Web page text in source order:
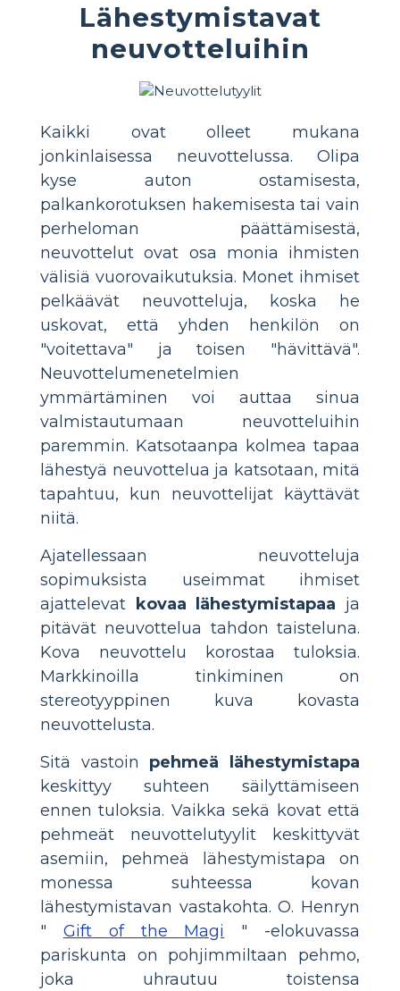
Lähestymistavat
neuvotteluihin
Kaikki ovat olleet mukana
jonkinlaisessa neuvottelussa. Olipa
kyse auton ostamisesta,
palkankorotuksen hakemisesta tai vain
perheloman päättämisestä,
neuvottelut ovat osa monia ihmisten
välisiä vuorovaikutuksia. Monet ihmiset
pelkäävät neuvotteluja, koska he
uskovat, että yhden henkilön on
"voitettava" ja toisen "hävittävä".
Neuvottelumenetelmien
ymmärtäminen voi auttaa sinua
valmistautumaan neuvotteluihin
paremmin. Katsotaanpa kolmea tapaa
lähestyä neuvottelua ja katsotaan, mitä
tapahtuu, kun neuvottelijat käyttävät
niitä.
Ajatellessaan neuvotteluja
sopimuksista useimmat ihmiset
ajattelevat
kovaa lähestymistapaa ja
pitävät neuvottelua tahdon taisteluna.
Kova neuvottelu korostaa tuloksia.
Markkinoilla tinkiminen on
stereotyyppinen kuva kovasta
neuvottelusta.
Sitä vastoin pehmeä lähestymistapa
keskittyy suhteen säilyttämiseen
ennen tuloksia. Vaikka sekä kovat että
pehmeät neuvottelutyylit keskittyvät
asemiin, pehmeä lähestymistapa on
monessa suhteessa kovan
lähestymistavan vastakohta. O. Henryn
" Gift of the Magi
" -elokuvassa
pariskunta on pohjimmiltaan pehmo,
joka uhrautuu toistensa